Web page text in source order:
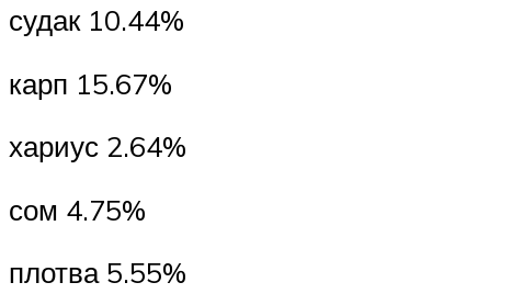
судак 10.44%
карп 15.67%
хариус 2.64%
сом 4.75%
плотва 5.55%